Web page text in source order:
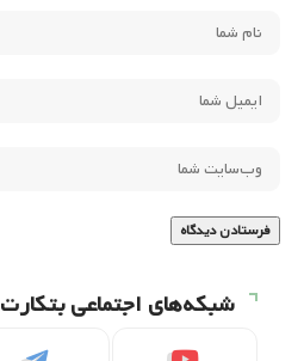
شبکه‌های اجتماعی بتکارت